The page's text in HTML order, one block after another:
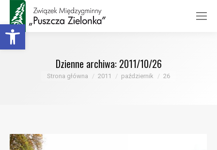
Otwórz pasek narzędzi
Dzienne archiwa: 2011/10/26
Jesteś tutaj:
Strona główna 2011 październik 26